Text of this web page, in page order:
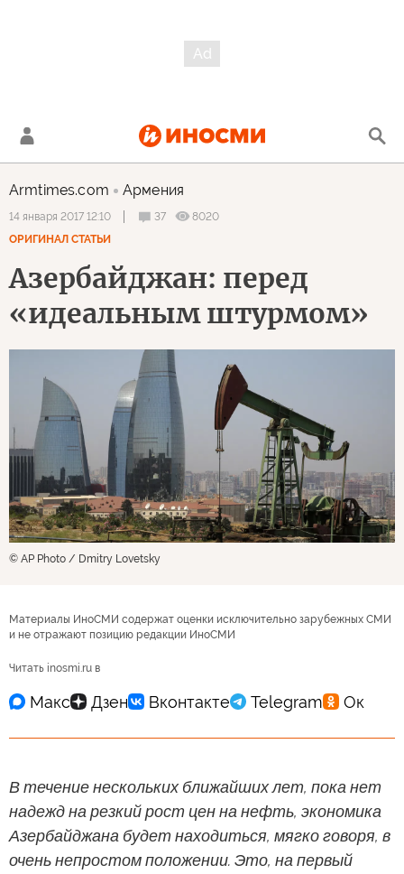
Armtimes.com Армения
14 января 2017 12:10 37
8020
ОРИГИНАЛ СТАТЬИ
Азербайджан: перед
«идеальным штурмом»
© AP Photo / Dmitry Lovetsky
Материалы ИноСМИ содержат оценки исключительно зарубежных СМИ
и не отражают позицию редакции ИноСМИ
Читать inosmi.ru в
В течение нескольких ближайших лет, пока нет
надежд на резкий рост цен на нефть, экономика
Азербайджана будет находиться, мягко говоря, в
очень непростом положении. Это, на первый